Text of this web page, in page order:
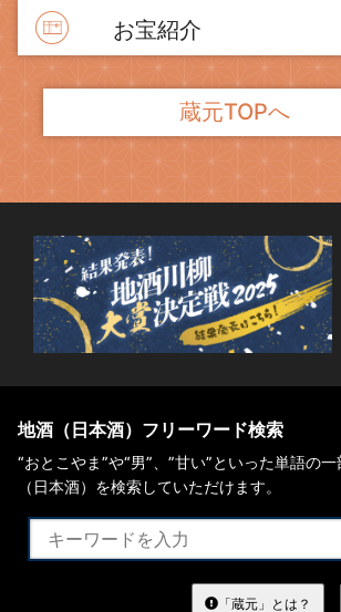
お宝紹介
蔵元TOPへ
地酒（日本酒）フリーワード検索
“おとこやま”や“男”、”甘い”といった単語の
（日本酒）を検索していただけます。
「蔵元」とは？